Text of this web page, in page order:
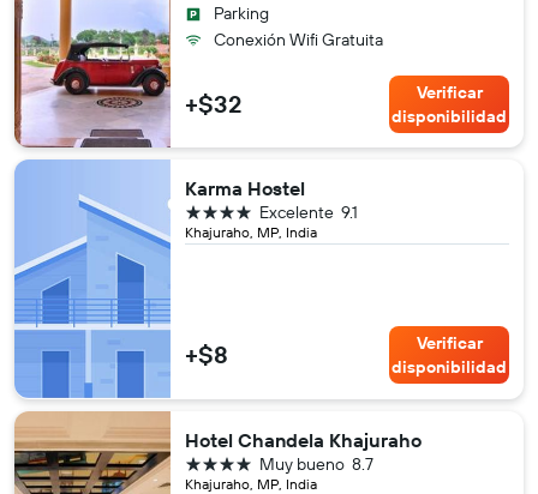
Parking
Conexión Wifi Gratuita
+$32
Verificar
disponibilidad
Karma Hostel
Khajuraho, MP, India
9.1
Excelente
4 estrellas
+$8
Verificar
disponibilidad
Hotel Chandela Khajuraho
Khajuraho, MP, India
8.7
Muy bueno
4 estrellas